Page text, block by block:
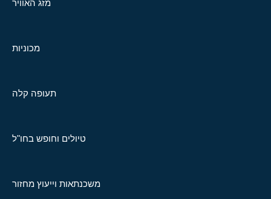
מזג האוויר
מכוניות
תעופה קלה
טיולים וחופש בחו"ל
משכנתאות וייעוץ מחזור